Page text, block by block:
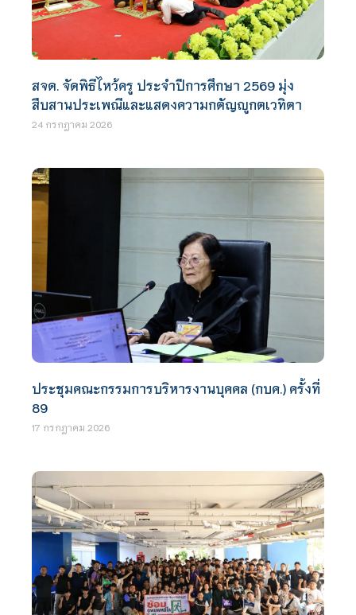
สจด. จัดพิธีไหว้ครู ประจำปีการศึกษา 2569 มุ่ง
สืบสานประเพณีและแสดงความกตัญญูกตเวทิตา
24 กรกฎาคม 2026
ประชุมคณะกรรมการบริหารงานบุคคล (กบค.) ครั้งที่
89
17 กรกฎาคม 2026